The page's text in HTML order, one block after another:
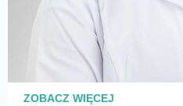
ZOBACZ WIĘCEJ